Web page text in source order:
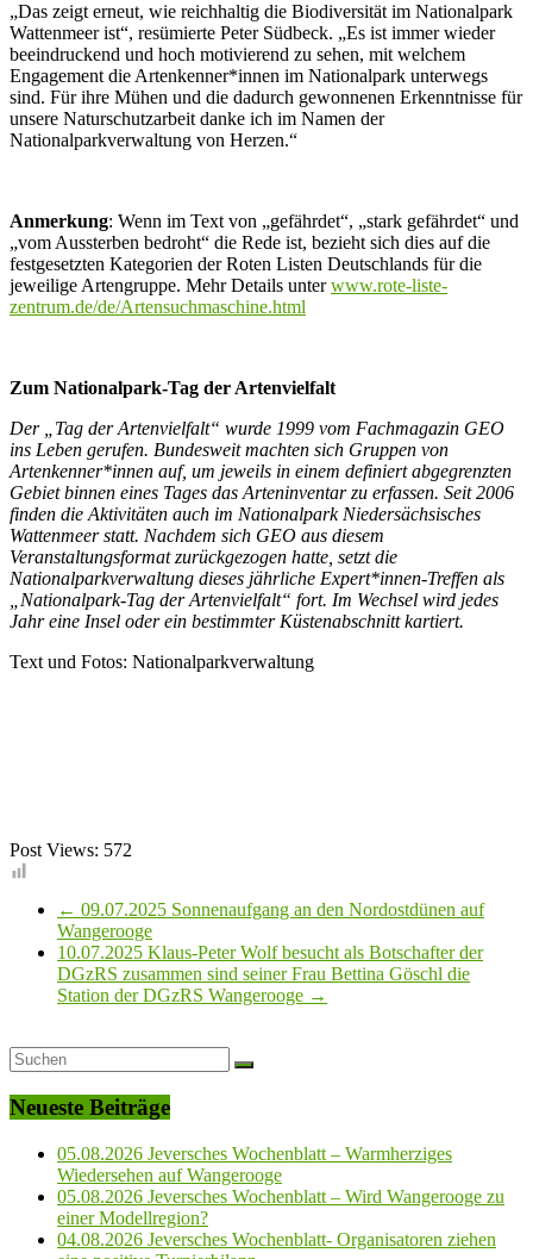
„Das zeigt erneut, wie reichhaltig die Biodiversität im Nationalpark
Wattenmeer ist“, resümierte Peter Südbeck. „Es ist immer wieder
beeindruckend und hoch motivierend zu sehen, mit welchem
Engagement die Artenkenner*innen im Nationalpark unterwegs
sind. Für ihre Mühen und die dadurch gewonnenen Erkenntnisse für
unsere Naturschutzarbeit danke ich im Namen der
Nationalparkverwaltung von Herzen.“
Anmerkung: Wenn im Text von „gefährdet“, „stark gefährdet“ und
„vom Aussterben bedroht“ die Rede ist, bezieht sich dies auf die
festgesetzten Kategorien der Roten Listen Deutschlands für die
jeweilige Artengruppe. Mehr Details unterwww.rote-liste-
zentrum.de/de/Artensuchmaschine.html
Zum Nationalpark-Tag der Artenvielfalt
Der „Tag der Artenvielfalt“ wurde 1999 vom Fachmagazin GEO
ins Leben gerufen. Bundesweit machten sich Gruppen von
Artenkenner*innen auf, um jeweils in einem definiert abgegrenzten
Gebiet binnen eines Tages das Arteninventar zu erfassen. Seit 2006
finden die Aktivitäten auch im Nationalpark Niedersächsisches
Wattenmeer statt. Nachdem sich GEO aus diesem
Veranstaltungsformat zurückgezogen hatte, setzt die
Nationalparkverwaltung dieses jährliche Expert*innen-Treffen als
„Nationalpark-Tag der Artenvielfalt“ fort. Im Wechsel wird jedes
Jahr eine Insel oder ein bestimmter Küstenabschnitt kartiert.
Text und Fotos: Nationalparkverwaltung
Post Views: 572
← 09.07.2025 Sonnenaufgang an den Nordostdünen auf
Wangerooge
10.07.2025 Klaus-Peter Wolf besucht als Botschafter der
DGzRS zusammen sind seiner Frau Bettina Göschl die
Station der DGzRS Wangerooge →
Neueste Beiträge
05.08.2026 Jeversches Wochenblatt – Warmherziges
Wiedersehen auf Wangerooge
05.08.2026 Jeversches Wochenblatt – Wird Wangerooge zu
einer Modellregion?
04.08.2026 Jeversches Wochenblatt- Organisatoren ziehen